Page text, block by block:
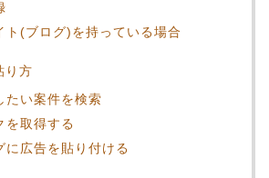
ト(ブログ)を持っている場合
り方
い案件を検索
取得する
広告を貼り付ける